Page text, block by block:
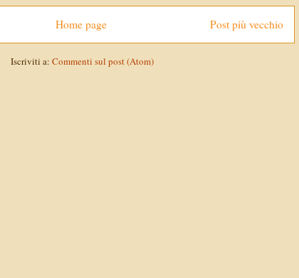
Post più vecchio
Home page
Iscriviti a: Commenti sul post (Atom)